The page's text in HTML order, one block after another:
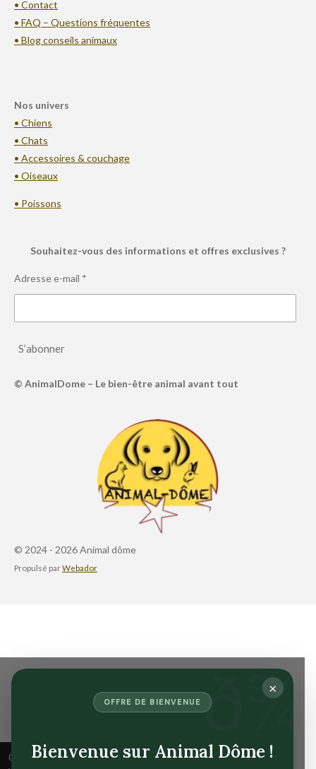
Ce site Web utilise des cookies pour améliorer
• Contact
• FAQ – Questions fréquentes
• Blog conseils animaux
Nos univers
• Chiens
• Chats
• Accessoires & couchage
• Oiseaux
• Poissons
Souhaitez-vous des informations et offres exclusives ?
Adresse e-mail *
S’abonner
© AnimalDome – Le bien-être animal avant tout
© 2024 - 2026 Animal dôme
Propulsé parWebador
×
OFFRE DE BIENVENUE
Bienvenue sur Animal Dôme !